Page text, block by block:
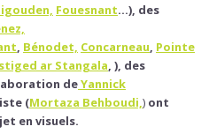
Fouesnant…), des
, Bénodet, Concarneau, Pointe
ar Stangala, ), des
deYannick
(Mortaza Behboudi,) ont
en visuels.